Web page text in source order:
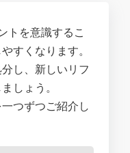
トを意識するこ
すくなります。
し、新しいリフ
しょう。
つずつご紹介し